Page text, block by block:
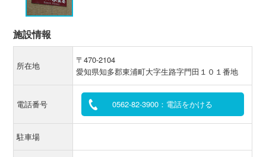
施設情報
所在地
〒470-2104
愛知県知多郡東浦町大字生路字門田１０１番地
電話番号 0562-82-3900：電話をかける
駐車場